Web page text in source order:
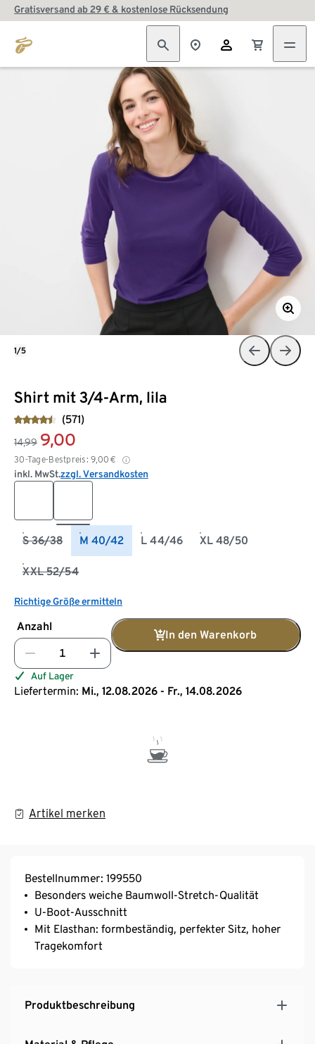
Gratisversand ab 29 € & kostenlose Rücksendung
Shirt mit 3/4-Arm, lila
(571)
14,99 9,00
30-Tage-Bestpreis: 9,00 €
inkl. MwSt.zzgl. Versandkosten
S 36/38 M 40/42 L 44/46 XL 48/50
XXL 52/54
Richtige Größe ermitteln
Anzahl
In den Warenkorb
Auf Lager
Liefertermin: Mi., 12.08.2026 - Fr., 14.08.2026
Artikel merken
1/5
Bestellnummer: 199550
Besonders weiche Baumwoll-Stretch-Qualität
U-Boot-Ausschnitt
Mit Elasthan: formbeständig, perfekter Sitz, hoher
Tragekomfort
Produktbeschreibung